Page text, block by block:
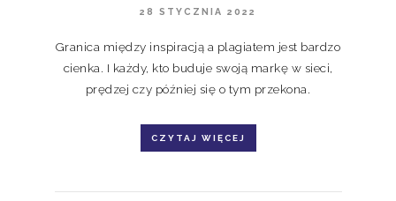
28 STYCZNIA 2022
Granica między inspiracją a plagiatem jest bardzo
cienka. I każdy, kto buduje swoją markę w sieci,
prędzej czy później się o tym przekona.
CZYTAJ WIĘCEJ